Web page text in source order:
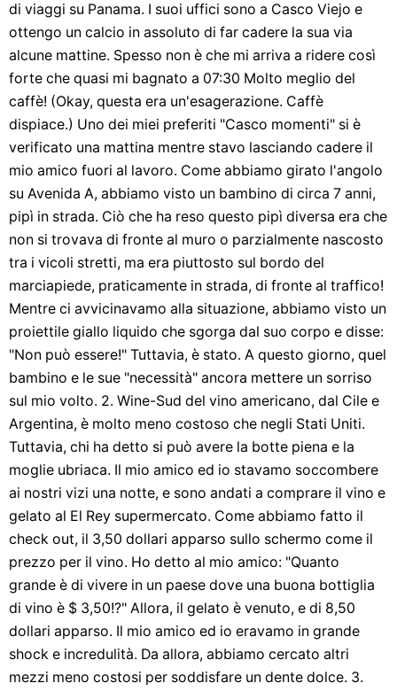
di viaggi su Panama. I suoi uffici sono a Casco Viejo e
ottengo un calcio in assoluto di far cadere la sua via
alcune mattine. Spesso non è che mi arriva a ridere così
forte che quasi mi bagnato a 07:30 Molto meglio del
caffè! (Okay, questa era un'esagerazione. Caffè
dispiace.) Uno dei miei preferiti "Casco momenti" si è
verificato una mattina mentre stavo lasciando cadere il
mio amico fuori al lavoro. Come abbiamo girato l'angolo
su Avenida A, abbiamo visto un bambino di circa 7 anni,
pipì in strada. Ciò che ha reso questo pipì diversa era che
non si trovava di fronte al muro o parzialmente nascosto
tra i vicoli stretti, ma era piuttosto sul bordo del
marciapiede, praticamente in strada, di fronte al traffico!
Mentre ci avvicinavamo alla situazione, abbiamo visto un
proiettile giallo liquido che sgorga dal suo corpo e disse:
"Non può essere!" Tuttavia, è stato. A questo giorno, quel
bambino e le sue "necessità" ancora mettere un sorriso
sul mio volto. 2. Wine-Sud del vino americano, dal Cile e
Argentina, è molto meno costoso che negli Stati Uniti.
Tuttavia, chi ha detto si può avere la botte piena e la
moglie ubriaca. Il mio amico ed io stavamo soccombere
ai nostri vizi una notte, e sono andati a comprare il vino e
gelato al El Rey supermercato. Come abbiamo fatto il
check out, il 3,50 dollari apparso sullo schermo come il
prezzo per il vino. Ho detto al mio amico: "Quanto
grande è di vivere in un paese dove una buona bottiglia
di vino è $ 3,50!?" Allora, il gelato è venuto, e di 8,50
dollari apparso. Il mio amico ed io eravamo in grande
shock e incredulità. Da allora, abbiamo cercato altri
mezzi meno costosi per soddisfare un dente dolce. 3.